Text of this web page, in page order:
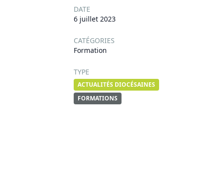
DATE
6 juillet 2023
CATÉGORIES
Formation
TYPE
ACTUALITÉS DIOCÉSAINES
FORMATIONS